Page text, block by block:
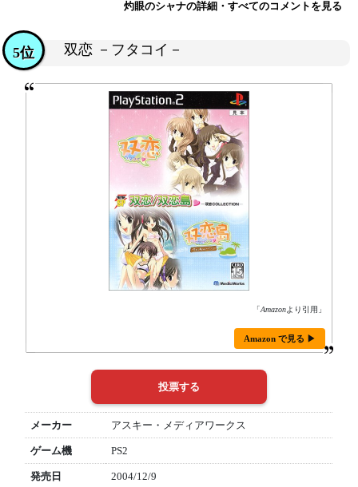
灼眼のシャナの詳細・すべてのコメントを見る
双恋 －フタコイ－
5位
「Amazonより引用」
Amazon で見る ▶
メーカー アスキー・メディアワークス
ゲーム機 PS2
発売日 2004/12/9